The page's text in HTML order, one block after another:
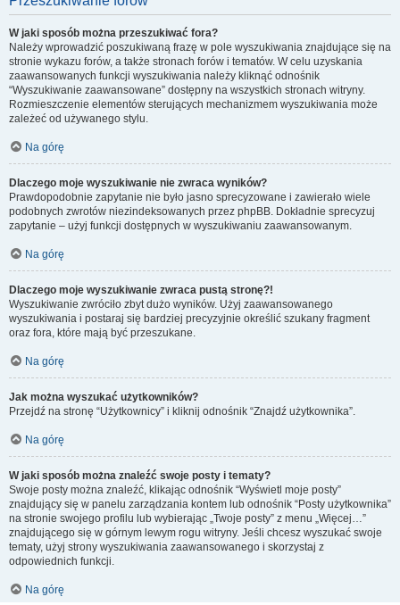
W jaki sposób można przeszukiwać fora?
Należy wprowadzić poszukiwaną frazę w pole wyszukiwania znajdujące się na
stronie wykazu forów, a także stronach forów i tematów. W celu uzyskania
zaawansowanych funkcji wyszukiwania należy kliknąć odnośnik
“Wyszukiwanie zaawansowane” dostępny na wszystkich stronach witryny.
Rozmieszczenie elementów sterujących mechanizmem wyszukiwania może
zależeć od używanego stylu.
Na górę
Dlaczego moje wyszukiwanie nie zwraca wyników?
Prawdopodobnie zapytanie nie było jasno sprecyzowane i zawierało wiele
podobnych zwrotów niezindeksowanych przez phpBB. Dokładnie sprecyzuj
zapytanie – użyj funkcji dostępnych w wyszukiwaniu zaawansowanym.
Na górę
Dlaczego moje wyszukiwanie zwraca pustą stronę?!
Wyszukiwanie zwróciło zbyt dużo wyników. Użyj zaawansowanego
wyszukiwania i postaraj się bardziej precyzyjnie określić szukany fragment
oraz fora, które mają być przeszukane.
Na górę
Jak można wyszukać użytkowników?
Przejdź na stronę “Użytkownicy” i kliknij odnośnik “Znajdź użytkownika”.
Na górę
W jaki sposób można znaleźć swoje posty i tematy?
Swoje posty można znaleźć, klikając odnośnik “Wyświetl moje posty”
znajdujący się w panelu zarządzania kontem lub odnośnik “Posty użytkownika”
na stronie swojego profilu lub wybierając „Twoje posty” z menu „Więcej…”
znajdującego się w górnym lewym rogu witryny. Jeśli chcesz wyszukać swoje
tematy, użyj strony wyszukiwania zaawansowanego i skorzystaj z
odpowiednich funkcji.
Na górę